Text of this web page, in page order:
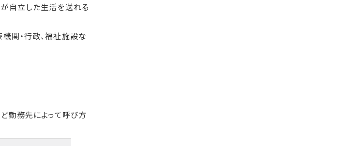
自立した生活を送れる
関・行政、福祉施設な
勤務先によって呼び方